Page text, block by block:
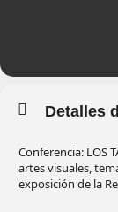
Detalles
Conferencia: LOS
artes visuales,
exposición de la